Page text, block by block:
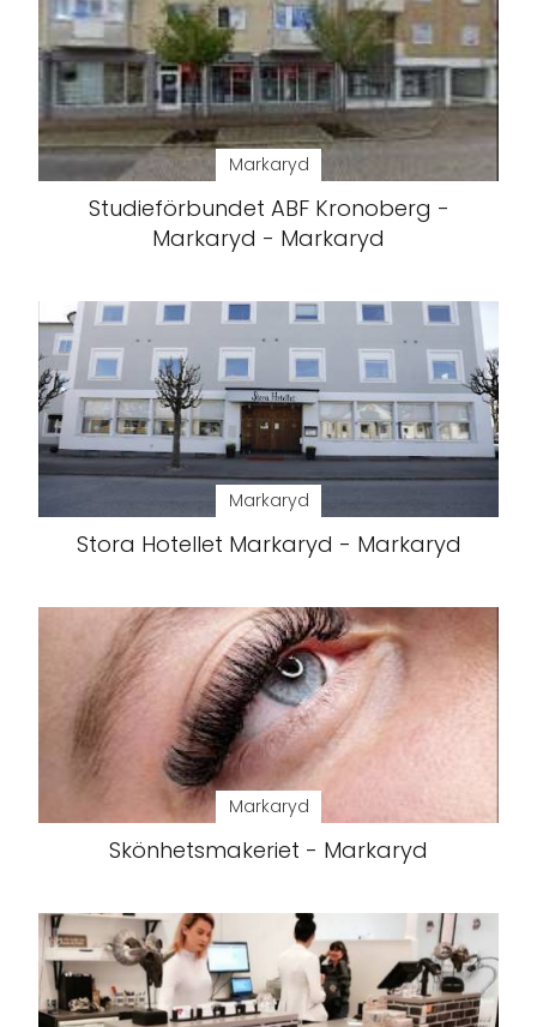
Markaryd
Studieförbundet ABF Kronoberg -
Markaryd - Markaryd
Markaryd
Stora Hotellet Markaryd - Markaryd
Markaryd
Skönhetsmakeriet - Markaryd